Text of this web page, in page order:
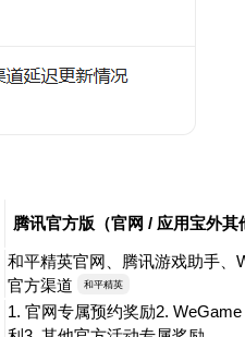
腾讯官方版（官网 / 应用宝外其
和平精英官网、腾讯游戏助手、
官方渠道
和平精英
1. 官网专属预约奖励2.